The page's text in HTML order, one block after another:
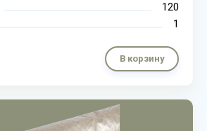
120
1
В корзину